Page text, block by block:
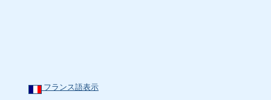
フランス語表示